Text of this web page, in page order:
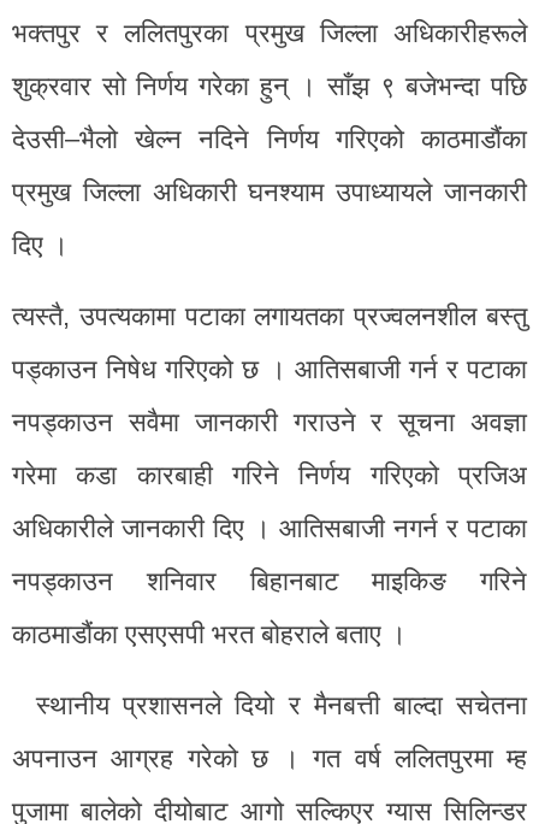
भक्तपुर र ललितपुरका प्रमुख जिल्ला अधिकारीहरूले
शुक्रवार सो निर्णय गरेका हुन् । साँझ ९ बजेभन्दा पछि
देउसी–भैलो खेल्न नदिने निर्णय गरिएको काठमाडौंका
प्रमुख जिल्ला अधिकारी घनश्याम उपाध्यायले जानकारी
दिए ।
त्यस्तै, उपत्यकामा पटाका लगायतका प्रज्वलनशील बस्तु
पड्काउन निषेध गरिएको छ । आतिसबाजी गर्न र पटाका
नपड्काउन सवैमा जानकारी गराउने र सूचना अवज्ञा
गरेमा कडा कारबाही गरिने निर्णय गरिएको प्रजिअ
अधिकारीले जानकारी दिए । ​आतिसबाजी नगर्न र पटाका
नपड्काउन शनिवार बिहानबाट माइकिङ गरिने
काठमाडौंका एसएसपी भरत बोहराले बताए ।
स्थानीय प्रशासनले दियो र मैनबत्ती बाल्दा सचेतना
अपनाउन आग्रह गरेको छ । गत वर्ष ललितपुरमा म्ह
पुजामा बालेको दीयोबाट आगो सल्किएर ग्यास सिलिन्डर